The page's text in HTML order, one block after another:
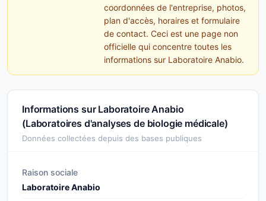
coordonnées de l'entreprise, photos,
plan d'accès, horaires et formulaire
de contact. Ceci est une page non
officielle qui concentre toutes les
informations sur Laboratoire Anabio.
Informations sur Laboratoire Anabio
(Laboratoires d'analyses de biologie médicale)
Données collectées depuis des bases publiques
Raison sociale
Laboratoire Anabio